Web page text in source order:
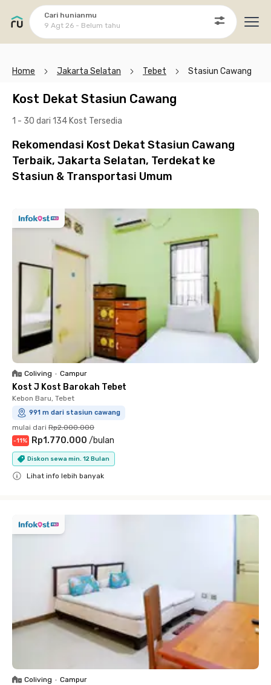
Cari hunianmu
9 Agt 26 - Belum tahu
Home Jakarta Selatan Tebet Stasiun Cawang
Kost Dekat Stasiun Cawang
1 - 30 dari 134 Kost Tersedia
Rekomendasi Kost Dekat Stasiun Cawang
Terbaik, Jakarta Selatan, Terdekat ke
Stasiun & Transportasi Umum
Coliving • Campur
Kost J Kost Barokah Tebet
Kebon Baru, Tebet
991 m dari stasiun cawang
mulai dari Rp2.000.000
-11% Rp1.770.000 /bulan
Diskon sewa min. 12 Bulan
Lihat info lebih banyak
Coliving • Campur